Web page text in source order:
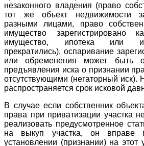
незаконного владения (право
тот же объект недвижимости
разными лицами, право
имущество зарегистрировано
имущество, ипотека или
прекратились), оспаривание
или обременения может быть
предъявления иска о признании
отсутствующими (негаторный иск).
распространяется срок исковой
В случае если собственник
права при приватизации участка
реализовать предусмотренное
на выкуп участка, он вправе
установлении (признании) на этот